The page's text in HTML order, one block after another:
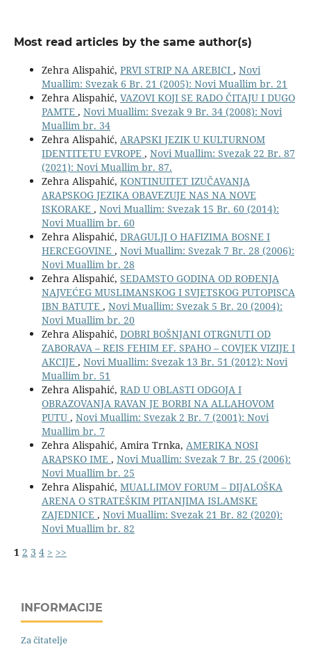
Most read articles by the same author(s)
Zehra Alispahić, PRVI STRIP NA AREBICI , Novi
Muallim: Svezak 6 Br. 21 (2005): Novi Muallim br. 21
Zehra Alispahić, VAZOVI KOJI SE RADO ČITAJU I DUGO
PAMTE , Novi Muallim: Svezak 9 Br. 34 (2008): Novi
Muallim br. 34
Zehra Alispahić, ARAPSKI JEZIK U KULTURNOM
IDENTITETU EVROPE , Novi Muallim: Svezak 22 Br. 87
(2021): Novi Muallim br. 87.
Zehra Alispahić, KONTINUITET IZUČAVANJA
ARAPSKOG JEZIKA OBAVEZUJE NAS NA NOVE
ISKORAKE , Novi Muallim: Svezak 15 Br. 60 (2014):
Novi Muallim br. 60
Zehra Alispahić, DRAGULJI O HAFIZIMA BOSNE I
HERCEGOVINE , Novi Muallim: Svezak 7 Br. 28 (2006):
Novi Muallim br. 28
Zehra Alispahić, SEDAMSTO GODINA OD ROĐENJA
NAJVEĆEG MUSLIMANSKOG I SVJETSKOG PUTOPISCA
IBN BATUTE , Novi Muallim: Svezak 5 Br. 20 (2004):
Novi Muallim br. 20
Zehra Alispahić, DOBRI BOŠNJANI OTRGNUTI OD
ZABORAVA – REIS FEHIM EF. SPAHO – COVJEK VIZIJE I
AKCIJE , Novi Muallim: Svezak 13 Br. 51 (2012): Novi
Muallim br. 51
Zehra Alispahić, RAD U OBLASTI ODGOJA I
OBRAZOVANJA RAVAN JE BORBI NA ALLAHOVOM
PUTU , Novi Muallim: Svezak 2 Br. 7 (2001): Novi
Muallim br. 7
Zehra Alispahić, Amira Trnka, AMERIKA NOSI
ARAPSKO IME , Novi Muallim: Svezak 7 Br. 25 (2006):
Novi Muallim br. 25
Zehra Alispahić, MUALLIMOV FORUM – DIJALOŠKA
ARENA O STRATEŠKIM PITANJIMA ISLAMSKE
ZAJEDNICE , Novi Muallim: Svezak 21 Br. 82 (2020):
Novi Muallim br. 82
1 2 3 4 > >>
INFORMACIJE
Za čitatelje